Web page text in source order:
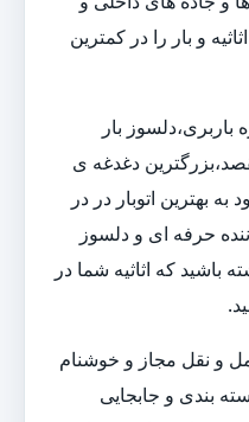
و بار را در کمترین
بار
دغدغه ی
بهترین اتوبار در در
حرفه ای و دلسوز
باشید که اثاثیه شما در
و نقل مجاز و خوشنام
بندی و جابجایی